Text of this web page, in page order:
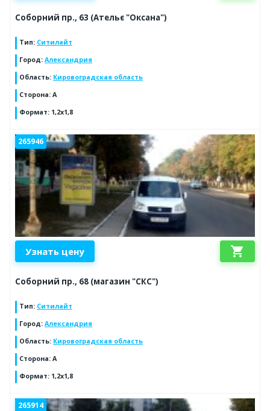
Соборний пр., 63 (Ательє "Оксана")
Тип: Ситилайт
Город: Александрия
Область: Кировоградская область
Сторона: А
Формат: 1,2х1,8
265946
Узнать цену shopping_cart
Соборний пр., 68 (магазин "СКС")
Тип: Ситилайт
Город: Александрия
Область: Кировоградская область
Сторона: А
Формат: 1,2х1,8
265914